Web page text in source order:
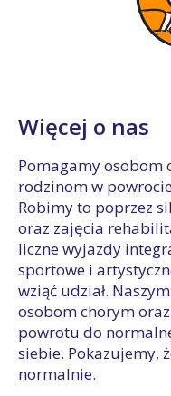
Więcej o nas
Pomagamy osobom
rodzinom w
Robimy to poprzez
oraz zajęcia
liczne wyjazdy
sportowe i
wziąć udział.
osobom chorym
powrotu do
siebie. Pokazujemy,
normalnie.